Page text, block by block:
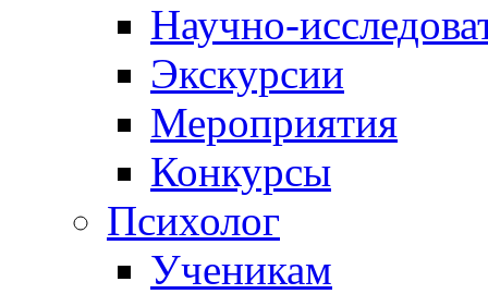
Научно-
Экскурсии
Мероприятия
Конкурсы
Психолог
Ученикам